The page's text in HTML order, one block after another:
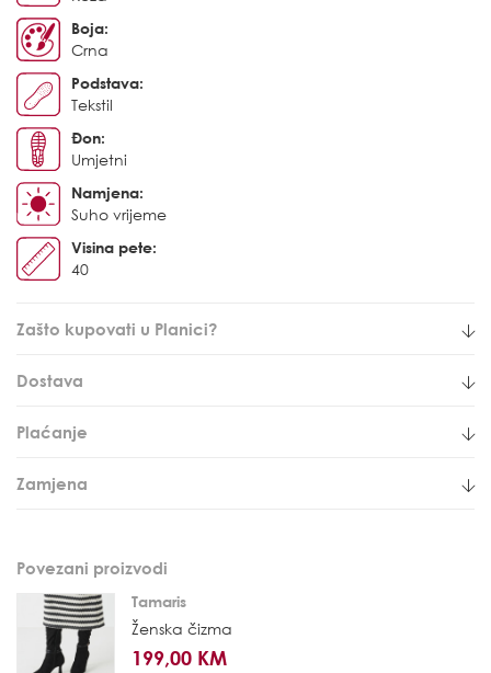
Boja:
Crna
Podstava:
Tekstil
Đon:
Umjetni
Namjena:
Suho vrijeme
Visina pete:
40
Zašto kupovati u Planici?
Dostava
Plaćanje
Zamjena
Povezani proizvodi
Tamaris
Ženska čizma
199,00 KM